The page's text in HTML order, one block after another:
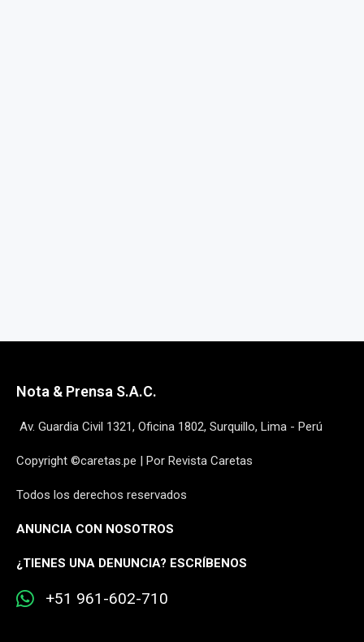
Nota & Prensa S.A.C.
Av. Guardia Civil 1321, Oficina 1802, Surquillo, Lima - Perú
Copyright ©caretas.pe | Por Revista Caretas
Todos los derechos reservados
ANUNCIA CON NOSOTROS
¿TIENES UNA DENUNCIA? ESCRÍBENOS
+51 961-602-710